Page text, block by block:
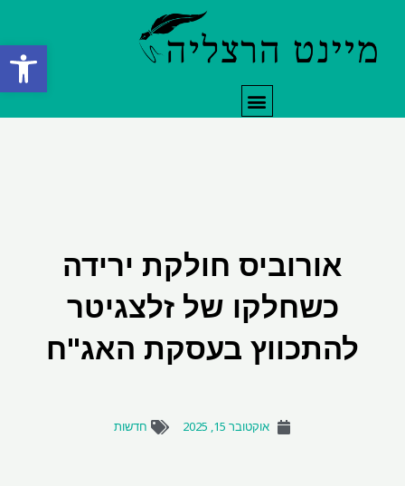
פתח
תפריט
אורוביס חולקת ירידה
כשחלקו של זלצגיטר
להתכווץ בעסקת האג"ח
אוקטובר 15, 2025 חדשות